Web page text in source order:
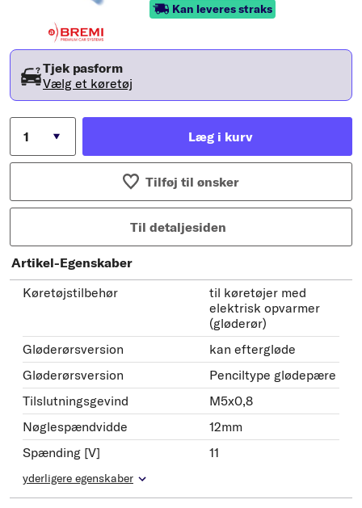
Kan leveres straks
Tjek pasform
Vælg et køretøj
Læg i kurv
Tilføj til ønsker
Til detaljesiden
Artikel-Egenskaber
Køretøjstilbehør
til køretøjer med
elektrisk opvarmer
(gløderør)
Gløderørsversion
kan eftergløde
Gløderørsversion
Penciltype glødepære
Tilslutningsgevind
M5x0,8
Nøglespændvidde
12mm
Spænding [V]
11
yderligere egenskaber